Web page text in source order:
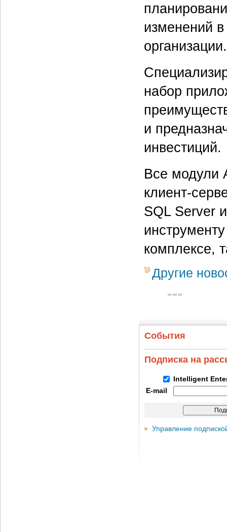
изменений
организации.
набор
и
инвестиций.
Все модули
клиент-
SQL Server
комплексе,
Другие
События
Подписка на
Intelligent
E-mail
Управление